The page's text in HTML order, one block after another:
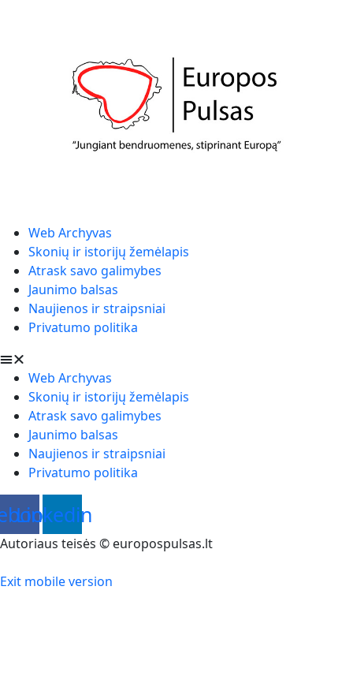
Web Archyvas
Skonių ir istorijų žemėlapis
Atrask savo galimybes
Jaunimo balsas
Naujienos ir straipsniai
Privatumo politika
Web Archyvas
Skonių ir istorijų žemėlapis
Atrask savo galimybes
Jaunimo balsas
Naujienos ir straipsniai
Privatumo politika
Linkedin
Autoriaus teisės © europospulsas.lt
Exit mobile version